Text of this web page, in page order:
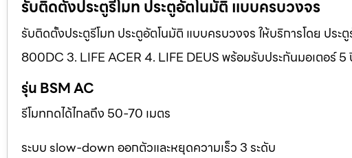
รับติดตั้งประตูรีโมท ประตูอัตโนมัติ แบบครบวงจร
รับติดตั้งประตูรีโมท ประตูอัตโนมัติ แบบครบวงจร ให้บริการโดย ปร
800DC 3. LIFE ACER 4. LIFE DEUS พร้อมรับประกันมอเตอร์ 5
รุ่น BSM AC
รีโมทกดได้ไกลถึง 50-70 เมตร
ระบบ slow-down ออกตัวและหยุดความเร็ว 3 ระดับ